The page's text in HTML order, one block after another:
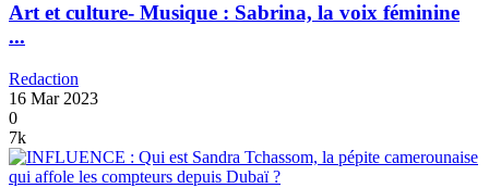
Art et culture- Musique : Sabrina, la voix féminine
...
Redaction
16 Mar 2023
0
7k